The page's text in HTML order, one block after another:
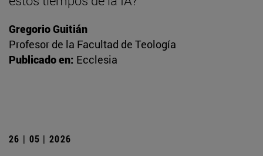
Gregorio Guitián
Profesor de la Facultad de Teología
Publicado en: Ecclesia
26 | 05 | 2026